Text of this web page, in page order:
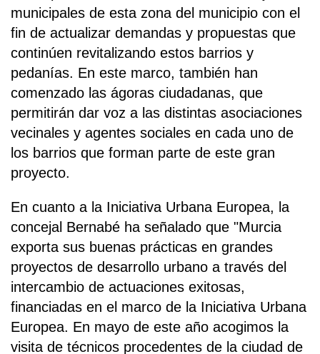
municipales de esta zona del municipio con el
fin de actualizar demandas y propuestas que
continúen revitalizando estos barrios y
pedanías. En este marco, también han
comenzado las ágoras ciudadanas, que
permitirán dar voz a las distintas asociaciones
vecinales y agentes sociales en cada uno de
los barrios que forman parte de este gran
proyecto.
En cuanto a la Iniciativa Urbana Europea, la
concejal Bernabé ha señalado que "Murcia
exporta sus buenas prácticas en grandes
proyectos de desarrollo urbano a través del
intercambio de actuaciones exitosas,
financiadas en el marco de la Iniciativa Urbana
Europea. En mayo de este año acogimos la
visita de técnicos procedentes de la ciudad de